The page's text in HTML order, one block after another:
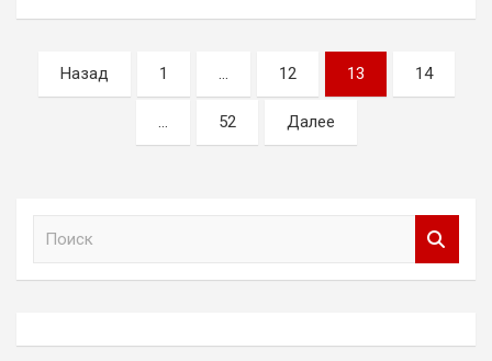
Пагинация
записей
Назад 1 … 12 13 14
… 52 Далее